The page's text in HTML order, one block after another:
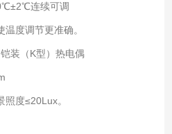
连续可调
度调节更准确。
装（K型）热电偶
度≤20Lux。